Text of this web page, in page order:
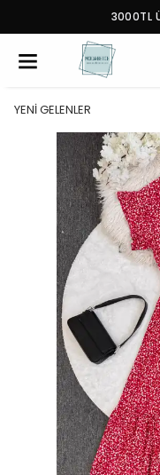
3000TL
YENİ GELENLER